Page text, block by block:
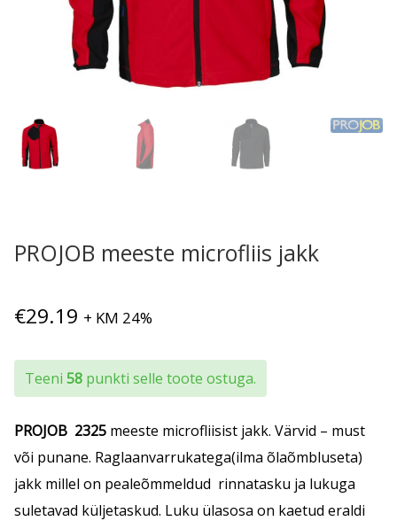
PROJOB meeste microfliis jakk
€29.19 + KM 24%
Teeni 58 punkti selle toote ostuga.
PROJOB 2325 meeste microfliisist jakk. Värvid – must
või punane. Raglaanvarrukatega(ilma õlaõmbluseta)
jakk millel on pealeõmmeldud rinnatasku ja lukuga
suletavad küljetaskud. Luku ülasosa on kaetud eraldi